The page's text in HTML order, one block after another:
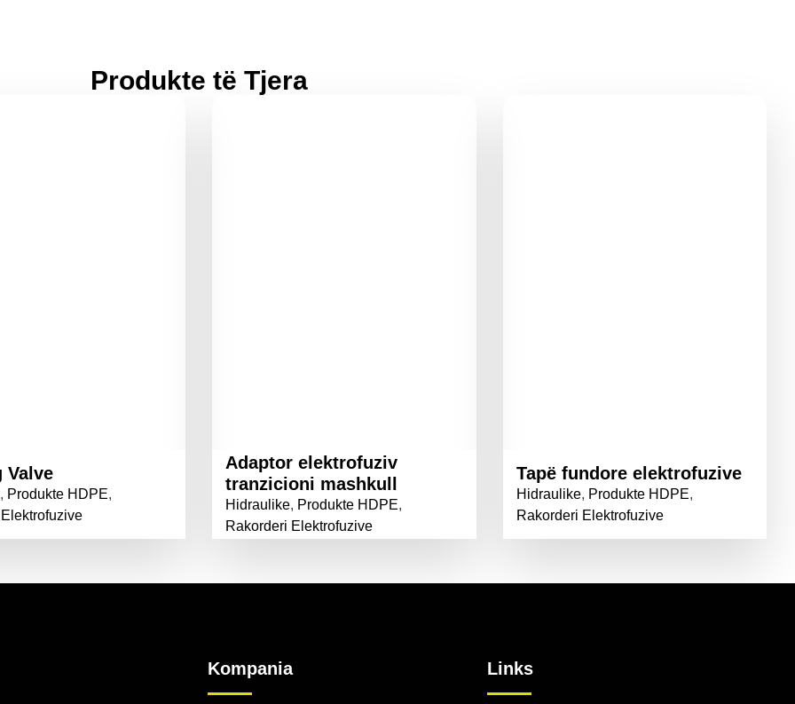
Produkte të Tjera
Valve
, Produkte HDPE,
Adaptor elektrofuziv
tranzicioni mashkull
Hidraulike, Produkte HDPE,
Rakorderi Elektrofuzive
Tapë fundore elektrofuzive
Hidraulike, Produkte HDPE,
Rakorderi Elektrofuzive
Kompania Links